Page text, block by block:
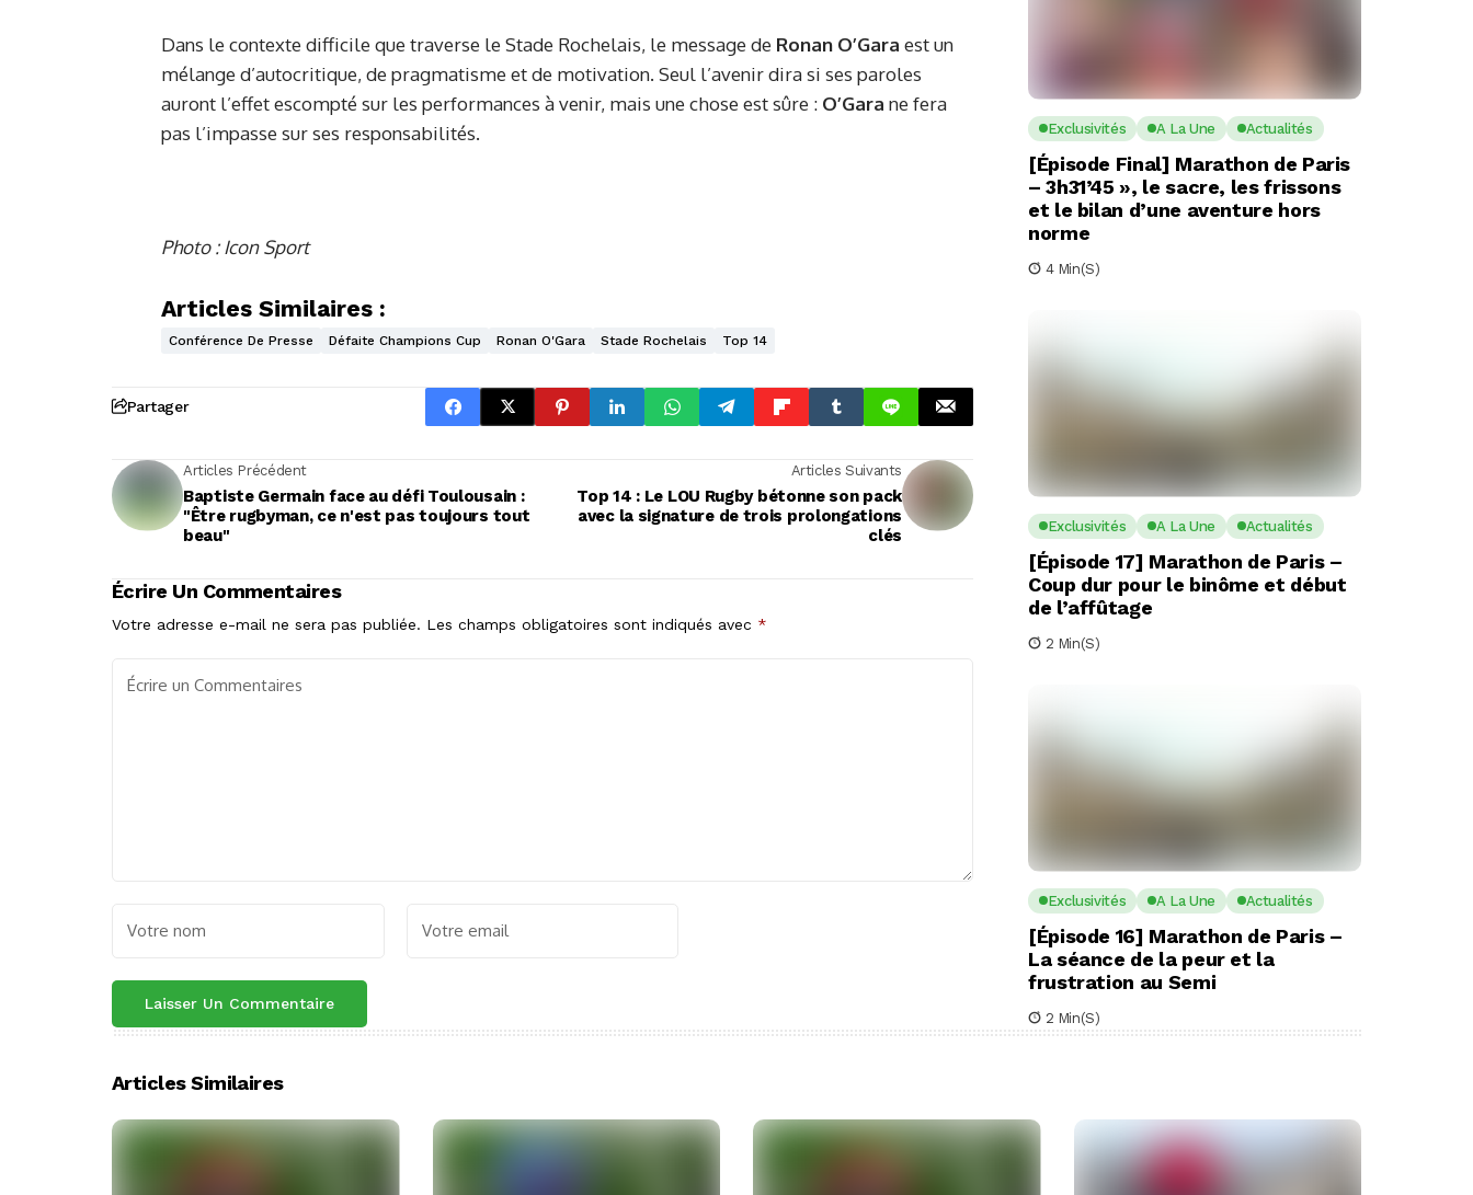
Dans le contexte difficile que traverse le Stade Rochelais, le message de Ronan O’Gara est un
mélange d’autocritique, de pragmatisme et de motivation. Seul l’avenir dira si ses paroles
auront l’effet escompté sur les performances à venir, mais une chose est sûre : O’Gara ne fera
pas l’impasse sur ses responsabilités.
Photo : Icon Sport
Articles Similaires :
Conférence De Presse Défaite Champions Cup Ronan O'Gara Stade Rochelais Top 14
Partager
Articles Précédent
Baptiste Germain face au défi Toulousain :
"Être rugbyman, ce n'est pas toujours tout
beau"
Articles Suivants
Top 14 : Le LOU Rugby bétonne son pack
avec la signature de trois prolongations
clés
Écrire Un Commentaires
Votre adresse e-mail ne sera pas publiée. Les champs obligatoires sont indiqués avec *
Exclusivités A La Une Actualités
[Épisode Final] Marathon de Paris
– 3h31’45 », le sacre, les frissons
et le bilan d’une aventure hors
norme
4 Min(s)
Exclusivités A La Une Actualités
[Épisode 17] Marathon de Paris –
Coup dur pour le binôme et début
de l’affûtage
2 Min(s)
Exclusivités A La Une Actualités
[Épisode 16] Marathon de Paris –
La séance de la peur et la
frustration au Semi
2 Min(s)
Articles Similaires